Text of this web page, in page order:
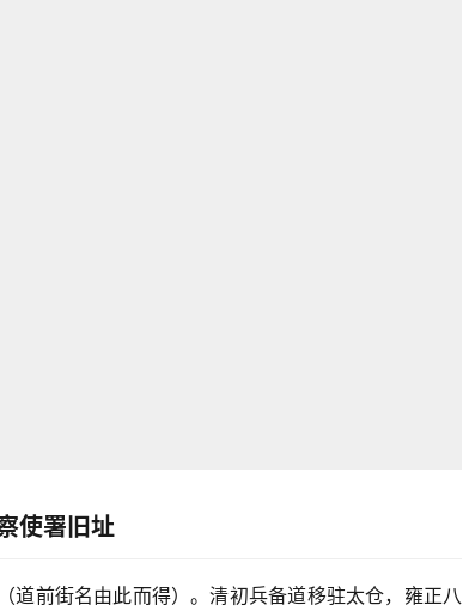
使署旧址
道前街名由此而得）。清初兵备道移驻太仓，雍正八